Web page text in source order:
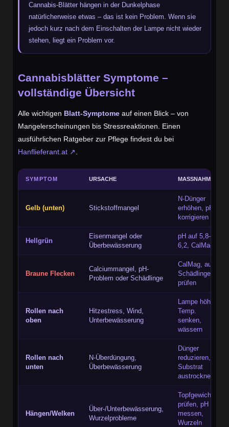
Cannabis-Blätter hängen in der Dunkelphase
natürlicherweise etwas – das ist kein Problem. Wenn sie
jedoch kurz nach dem Einschalten der Lampe nicht wieder
stehen, liegt ein Problem vor.
Cannabisblätter Symptome –
vollständige Übersicht
Alle wichtigen Blatt-Symptome auf einen Blick – von
Mangelerscheinungen bis Stressreaktionen. Einen
ausführlichen Ratgeber zur Pflege findest du bei
Hanflieferant.at ↗
SYMPTOM URSACHE MASSNAHME
Gelb (unten) Stickstoffmangel
N-Dünger
erhöhen, pH
korrigieren
Hellgrün
Eisenmangel oder
Überbewässerung
pH auf 5,8–
6,2, CalMag
Braune Flecken
Calciummangel, pH-
Problem oder Schädlinge
CalMag, auf
Schädlinge
prüfen
Rollen nach
oben
Hitzestress, Wind,
Unterbewässerung
Lampe höher,
Temp.
senken,
wässern
Rollen nach
unten
N-Überdüngung,
Überbewässerung
Dünger
reduzieren,
Substrat
austrocknen
Hängen/Welken
Über-/Unterbewässerung,
Wurzelprobleme
Topfgewicht
prüfen, pH
messen,
Wurzeln